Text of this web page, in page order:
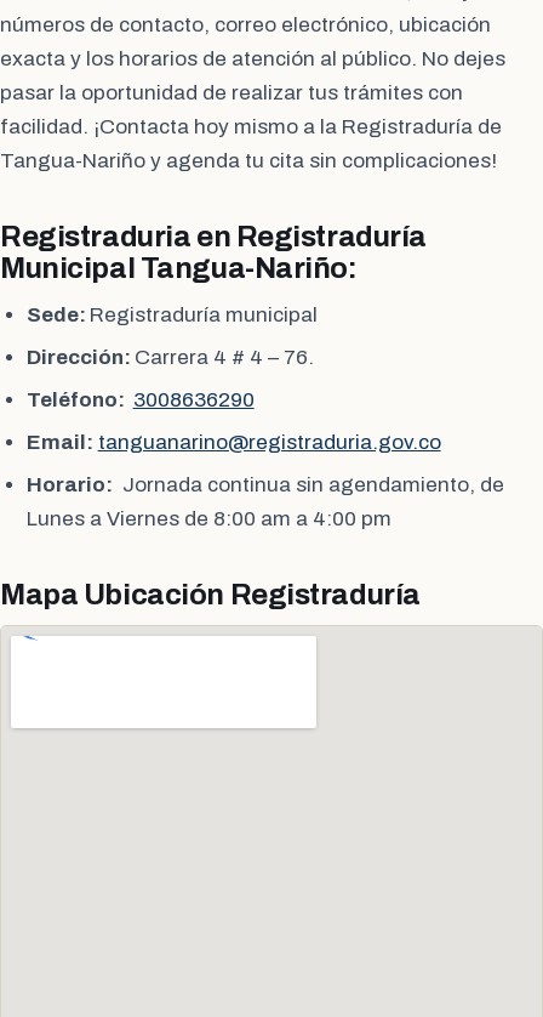
números de contacto, correo electrónico, ubicación
exacta y los horarios de atención al público. No dejes
pasar la oportunidad de realizar tus trámites con
facilidad. ¡Contacta hoy mismo a la Registraduría de
Tangua-Nariño y agenda tu cita sin complicaciones!
Registraduria en Registraduría
Municipal Tangua-Nariño:
Sede: Registraduría municipal
Dirección: Carrera 4 # 4 – 76.
Teléfono: 3008636290
Email: tanguanarino@registraduria.gov.co
Horario: Jornada continua sin agendamiento, de
Lunes a Viernes de 8:00 am a 4:00 pm
Mapa Ubicación Registraduría